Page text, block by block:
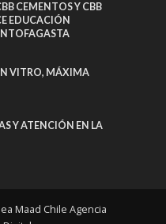
CEMENTOS Y CBB
EDUCACIÓN
VITRO, MÁXIMA
Y ATENCIÓN EN LA
Maad Chile Agencia